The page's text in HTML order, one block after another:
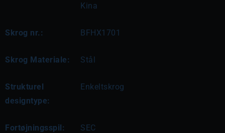
Kina
Skrog nr.: BFHX1701
Skrog Materiale: Stål
Strukturel
designtype:
Enkeltskrog
Fortøjningsspil: SEC